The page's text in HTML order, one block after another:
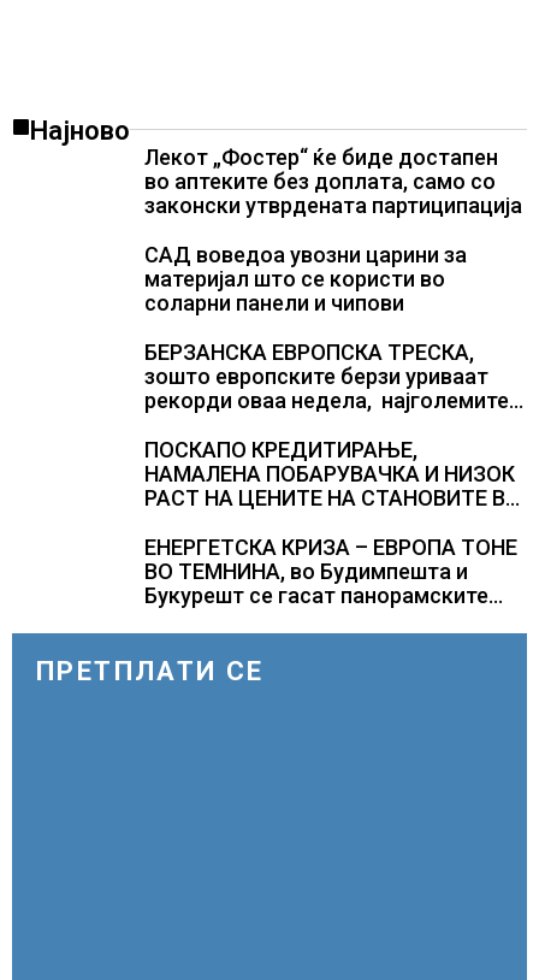
Најново
Лекот „Фостер“ ќе биде достапен
во аптеките без доплата, само со
законски утврдената партиципација
САД воведоа увозни царини за
материјал што се користи во
соларни панели и чипови
БЕРЗАНСКА ЕВРОПСКА ТРЕСКА,
зошто европските берзи уриваат
рекорди оваа недела, најголемите
компании за ВИ
ПОСКАПО КРЕДИТИРАЊЕ,
НАМАЛЕНА ПОБАРУВАЧКА И НИЗОК
РАСТ НА ЦЕНИТЕ НА СТАНОВИТЕ ВО
Штутгарт градот на
автомобилската индустрија која е
во криза
ЕНЕРГЕТСКА КРИЗА – ЕВРОПА ТОНЕ
ВО ТЕМНИНА, во Будимпешта и
Букурешт се гасат панорамските
ПРЕТПЛАТИ СЕ